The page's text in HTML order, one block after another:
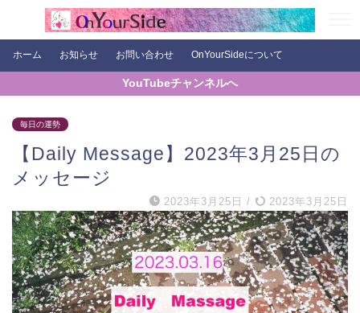
ホーム お知らせ お問い合わせ OnYourSideについて
YouTubeチャンネルへ
毎日の運勢
【Daily Message】2023年3月25日の
メッセージ
2023年3月25日 / 2023年3月25日